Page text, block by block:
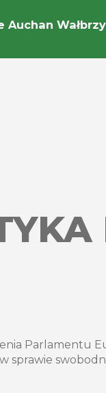
Auchan
Parlamentu